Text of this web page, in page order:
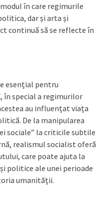
în care regimurile
dar și arta și
continuă să se reflecte în
esențial pentru
în special a regimurilor
au influențat viața
De la manipularea
sociale” la criticile subtile
realismul socialist oferă
care poate ajuta la
politice ale unei perioade
umanității.